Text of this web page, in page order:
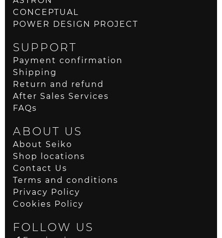
CONCEPTUAL
POWER DESIGN PROJECT
SUPPORT
Payment confirmation
Shipping
Return and refund
After Sales Services
FAQs
ABOUT US
About Seiko
Shop locations
Contact Us
Terms and conditions
Privacy Policy
Cookies Policy
FOLLOW US